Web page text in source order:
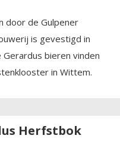
door de Gulpener
is gevestigd in
Gerardus bieren vinden
in Wittem.
Herfstbok